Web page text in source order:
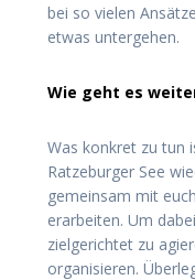
bei so vielen
etwas untergehen.
Wie geht es
Was konkret zu tun
Ratzeburger See
gemeinsam mit
erarbeiten. Um
zielgerichtet zu
organisieren.